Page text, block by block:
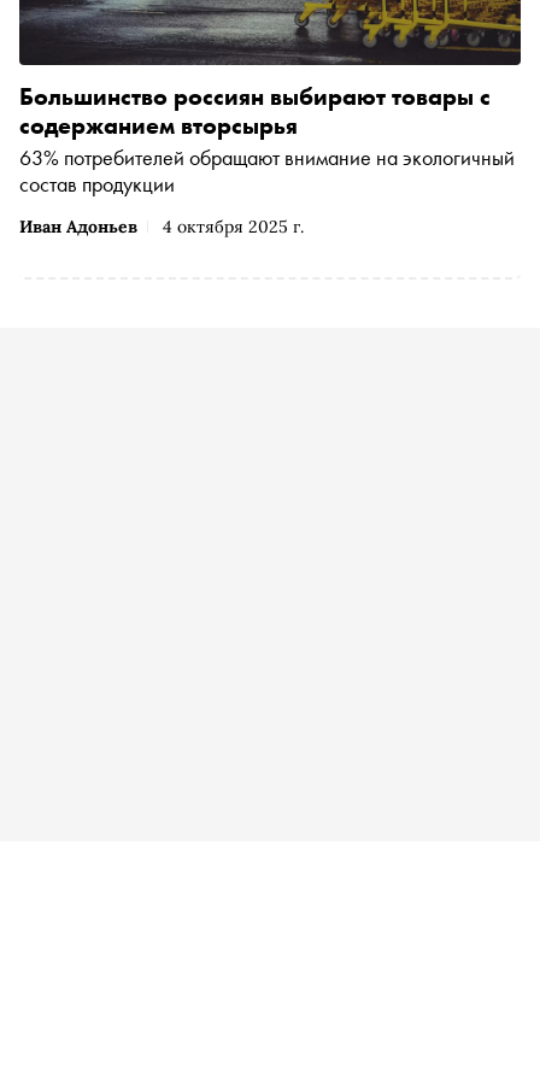
Иван Адоньев 4 октября 2025 г.
Большинство россиян выбирают товары с
содержанием вторсырья
63% потребителей обращают внимание на экологичный
состав продукции